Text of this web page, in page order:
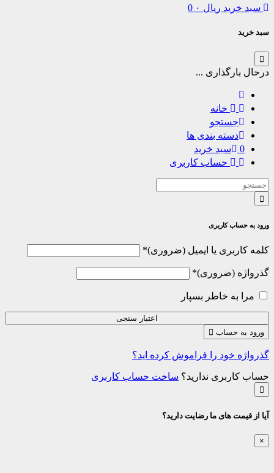
سبد خرید ریال 0
سبد خرید
درحال بارگذاری ...
خانه
جستجو
دسته بندی ها
0
سبد خرید
حساب کاربری
ورود به حساب کاربری
کلمه کاربری یا ایمیل *
گذرواژه *
مرا به خاطر بسپار
اعتبار سنجی
ورود به حساب
گذرواژه خود را فراموش کرده اید؟
حساب کاربری ندارید؟ ساخت حساب کاربری
آیا از قیمت های ما رضایت دارید؟
×